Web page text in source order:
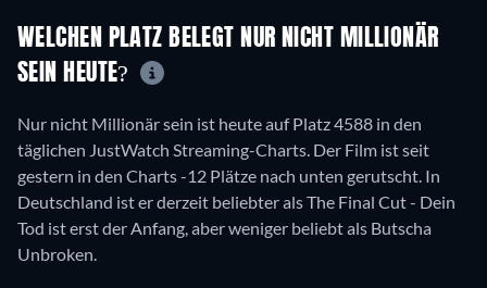
WELCHEN PLATZ BELEGT NUR NICHT MILLIONÄR
SEIN HEUTE?
Nur nicht Millionär sein ist heute auf Platz 4588 in den
täglichen JustWatch Streaming-Charts. Der Film ist seit
gestern in den Charts -12 Plätze nach unten gerutscht. In
Deutschland ist er derzeit beliebter als The Final Cut - Dein
Tod ist erst der Anfang, aber weniger beliebt als Butscha
Unbroken.